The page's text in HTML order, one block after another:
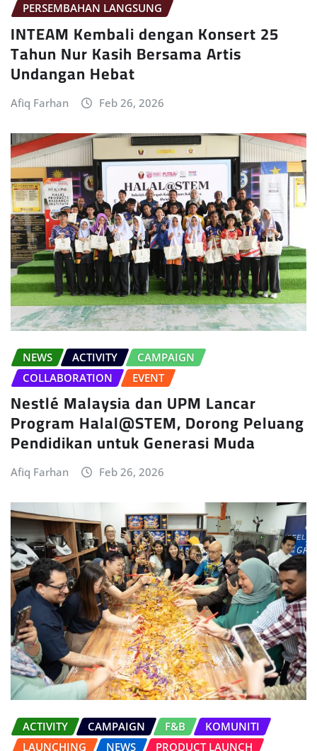
PERSEMBAHAN LANGSUNG
INTEAM Kembali dengan Konsert 25
Tahun Nur Kasih Bersama Artis
Undangan Hebat
Afiq Farhan Feb 26, 2026
NEWS ACTIVITY
CAMPAIGN
COLLABORATION
EVENT
Nestlé Malaysia dan UPM Lancar
Program Halal@STEM, Dorong Peluang
Pendidikan untuk Generasi Muda
Afiq Farhan Feb 26, 2026
ACTIVITY CAMPAIGN F&B
KOMUNITI
LAUNCHING
NEWS PRODUCT LAUNCH